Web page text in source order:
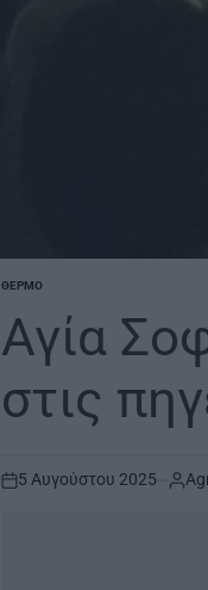
POSTED
ΘΈΡΜΟ
Αγία
στις
on
5 Αυγούστου 2025